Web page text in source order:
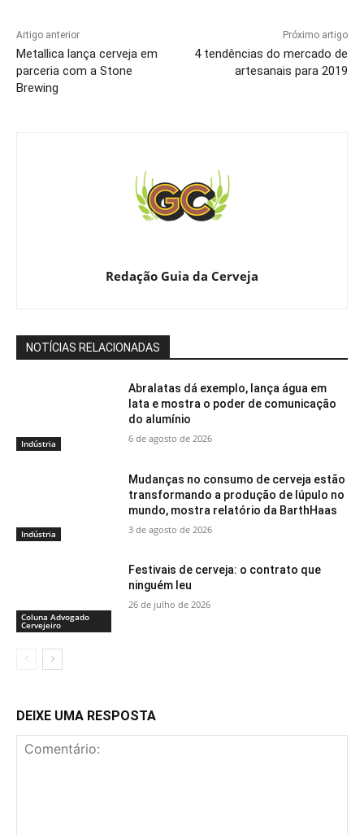
Artigo anterior
Metallica lança cerveja em
parceria com a Stone
Brewing
Próximo artigo
4 tendências do mercado de
artesanais para 2019
Redação Guia da Cerveja
NOTÍCIAS RELACIONADAS
Indústria
Abralatas dá exemplo, lança água em
lata e mostra o poder de comunicação
do alumínio
6 de agosto de 2026
Indústria
Mudanças no consumo de cerveja estão
transformando a produção de lúpulo no
mundo, mostra relatório da BarthHaas
3 de agosto de 2026
Coluna Advogado
Cervejeiro
Festivais de cerveja: o contrato que
ninguém leu
26 de julho de 2026
DEIXE UMA RESPOSTA